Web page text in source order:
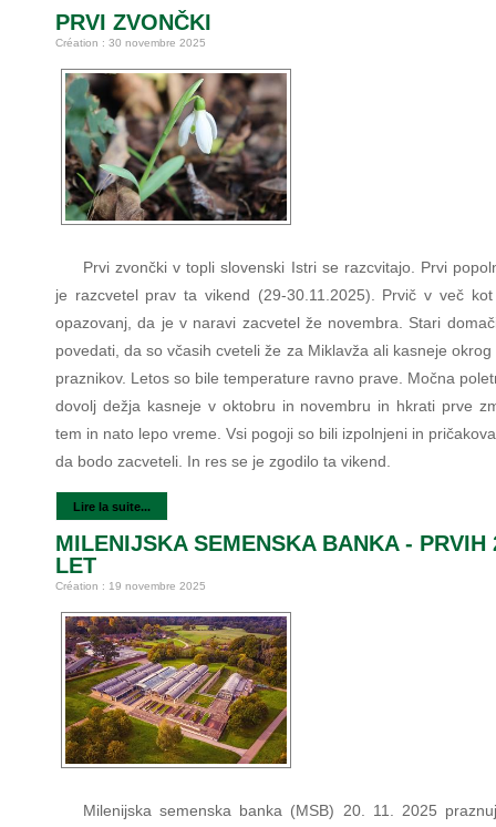
PRVI ZVONČKI
Création : 30 novembre 2025
Prvi zvončki v topli slovenski Istri se razcvitajo. Prvi
je razcvetel prav ta vikend (29-30.11.2025). Prvič v več
opazovanj, da je v naravi zacvetel že novembra. Stari
povedati, da so včasih cveteli že za Miklavža ali kasneje okrog
praznikov. Letos so bile temperature ravno prave. Močna
dovolj dežja kasneje v oktobru in novembru in hkrati prve
tem in nato lepo vreme. Vsi pogoji so bili izpolnjeni in
da bodo zacveteli. In res se je zgodilo ta vikend.
Lire la suite...
MILENIJSKA SEMENSKA BANKA - PRVIH
LET
Création : 19 novembre 2025
Milenijska semenska banka (MSB) 20. 11. 2025